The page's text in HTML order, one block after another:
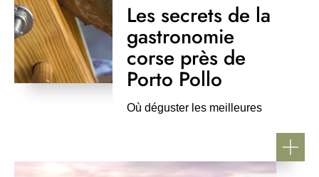
Les secrets de la
gastronomie
corse près de
Porto Pollo
Où déguster les meilleures